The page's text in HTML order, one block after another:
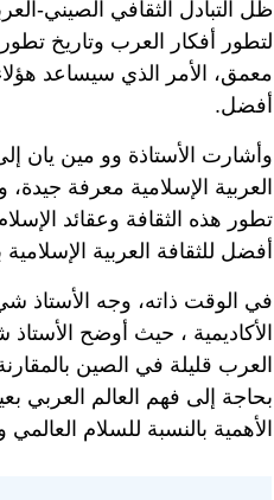
ظل التبادل الثقافي الصيني-
لتطور أفكار العرب وتاريخ
معمق، الأمر الذي سيساعد
أفضل.
وأشارت الأستاذة وو مين يان
العربية الإسلامية معرفة
تطور هذه الثقافة وعقائد
أفضل للثقافة العربية
في الوقت ذاته، وجه الأستاذ
الأكاديمية ، حيث أوضح
العرب قليلة في الصين
بحاجة إلى فهم العالم العربي
الأهمية بالنسبة للسلام